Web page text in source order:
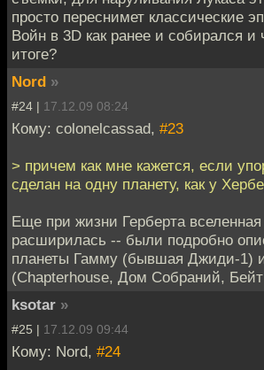
просто переснимет классические
Войн в 3D как ранее и собирался и
итоге?
Nord »
#24 | 17.12.09 08:24
Кому: colonelcassad, #23
> причем как мне кажется, если
сделан на одну планету, как у
Еще при жизни Герберта
расширилась -- были подробно
планеты Гамму (бывшая Джиди-1)
(Chapterhouse, Дом Собраний, Бейт
ksotar »
#25 | 17.12.09 09:44
Кому: Nord, #24